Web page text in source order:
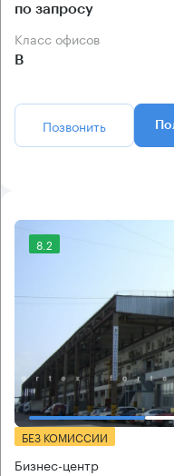
по запросу
Класс офисов
B
Позвонить
8.2
БЕЗ КОМИССИИ
Бизнес-центр